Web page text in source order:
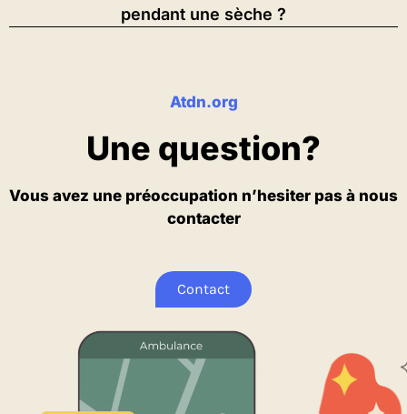
pendant une sèche ?
Atdn.org
Une question?
Vous avez une préoccupation n’hesiter pas à nous
contacter
Contact